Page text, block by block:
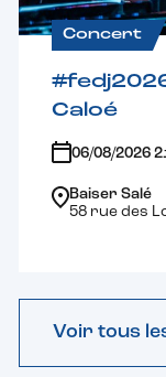
Concert
Caloé
06/08/2026
Baiser Salé
58 rue des
Voir tous